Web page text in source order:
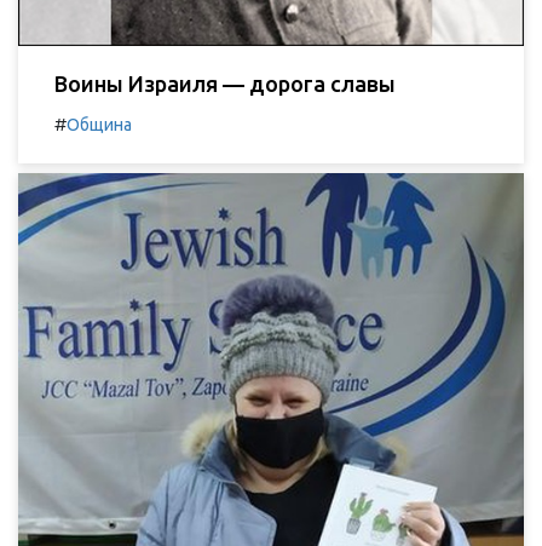
Воины Израиля — дорога славы
#Община